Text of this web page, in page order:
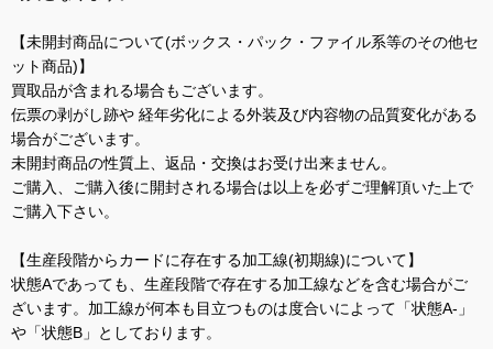
【未開封商品について(ボックス・パック・ファイル系等のその他セ
ット商品)】
買取品が含まれる場合もございます。
伝票の剥がし跡や 経年劣化による外装及び内容物の品質変化がある
場合がございます。
未開封商品の性質上、返品・交換はお受け出来ません。
ご購入、ご購入後に開封される場合は以上を必ずご理解頂いた上で
ご購入下さい。
【生産段階からカードに存在する加工線(初期線)について】
状態Aであっても、生産段階で存在する加工線などを含む場合がご
ざいます。加工線が何本も目立つものは度合いによって「状態A-」
や「状態B」としております。